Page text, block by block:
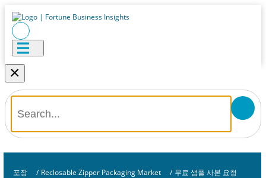
×
포장 / Reclosable Zipper Packaging Market / 무료 샘플 사본 요청